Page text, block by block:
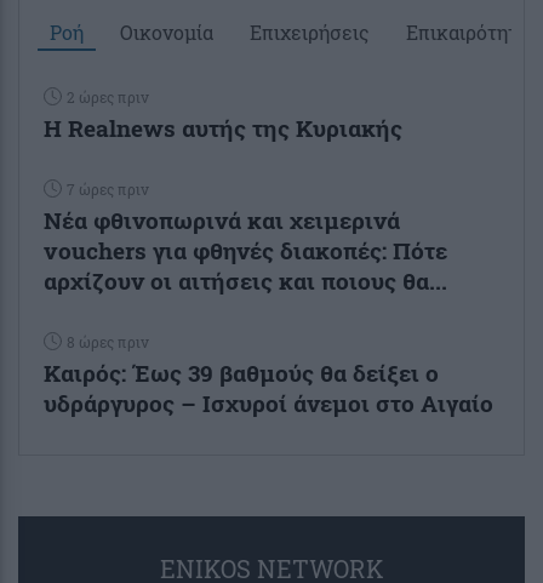
Ροή Οικονομία Επιχειρήσεις Επικαιρότητα
2 ώρες πριν
Η Realnews αυτής της Κυριακής
7 ώρες πριν
Νέα φθινοπωρινά και χειμερινά
vouchers για φθηνές διακοπές: Πότε
αρχίζουν οι αιτήσεις και ποιους θα...
8 ώρες πριν
Καιρός: Έως 39 βαθμούς θα δείξει ο
υδράργυρος – Ισχυροί άνεμοι στο Αιγαίο
ENIKOS NETWORK